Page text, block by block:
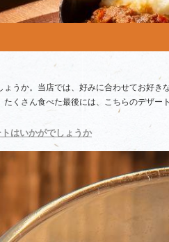
うか。当店では、好みに合わせてお好
くさん食べた最後には、こちらのデザー
はいかがでしょうか